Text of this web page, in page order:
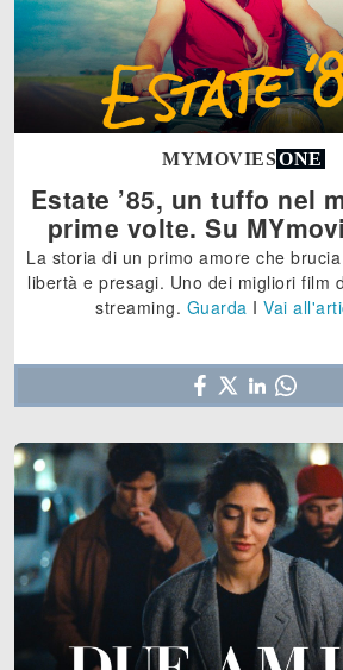
MYMOVIESONE
Estate ’85, un tuffo nel
prime volte. Su
La storia di un primo amore che
libertà e presagi. Uno dei migliori film
streaming. Guarda IVai